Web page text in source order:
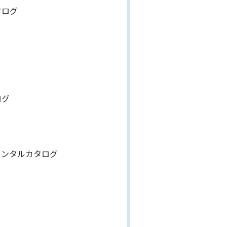
グ
タルカタログ